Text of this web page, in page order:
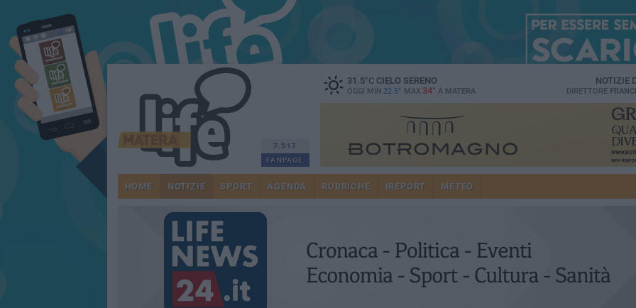
7.517
FANPAGE
31.5°CCIELO SERENO
OGGI MIN 22.5° MAX 34° A MATERA
NOTIZIE
DIRETTORE
HOME NOTIZIE SPORT AGENDA RUBRICHE IREPORT METEO